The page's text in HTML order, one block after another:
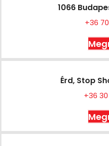
1066
+36
Érd, Stop
+36